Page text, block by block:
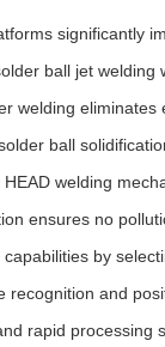
significantly
ball jet
welding
ball
welding
ensures no
capabilities by
recognition and
rapid processing